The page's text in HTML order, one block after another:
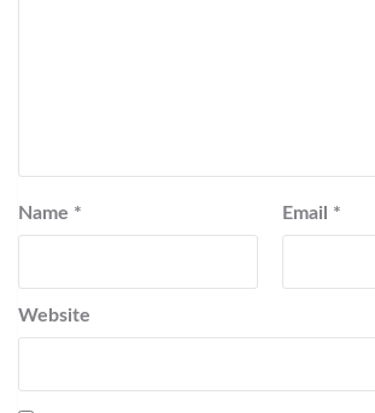
Name * Email *
Website